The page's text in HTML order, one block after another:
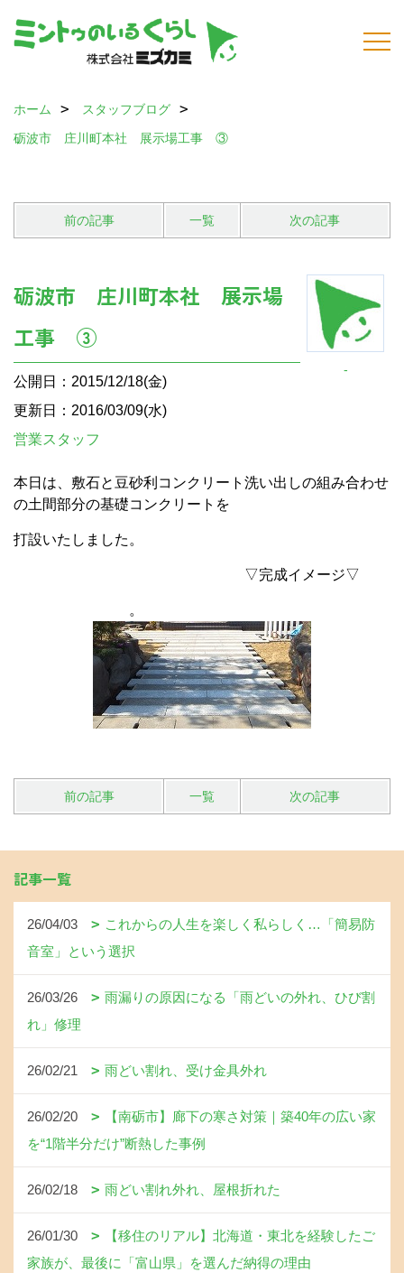
ホーム
スタッフブログ
砺波市 庄川町本社 展示場工事 ③
前の記事 一覧 次の記事
-
砺波市 庄川町本社 展示場
工事 ③
公開日：2015/12/18(金)
更新日：2016/03/09(水)
営業スタッフ
本日は、敷石と豆砂利コンクリート洗い出しの組み合わせ
の土間部分の基礎コンクリートを
打設いたしました。
▽完成イメージ▽
。
前の記事 一覧 次の記事
記事一覧
26/04/03
これからの人生を楽しく私らしく…「簡易防
音室」という選択
26/03/26
雨漏りの原因になる「雨どいの外れ、ひび割
れ」修理
26/02/21 雨どい割れ、受け金具外れ
26/02/20
【南砺市】廊下の寒さ対策｜築40年の広い家
を“1階半分だけ”断熱した事例
26/02/18 雨どい割れ外れ、屋根折れた
26/01/30
【移住のリアル】北海道・東北を経験したご
家族が、最後に「富山県」を選んだ納得の理由